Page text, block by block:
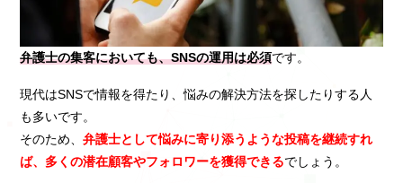
弁護士の集客においても、SNSの運用は必須です。
現代はSNSで情報を得たり、悩みの解決方法を探したりする人
も多いです。
そのため、弁護士として悩みに寄り添うような投稿を継続すれ
ば、多くの潜在顧客やフォロワーを獲得できるでしょう。